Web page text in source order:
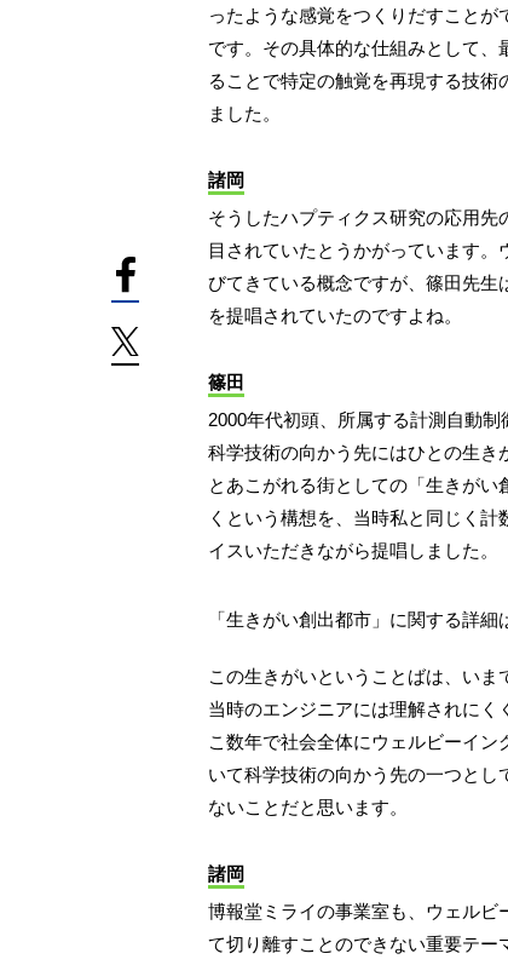
ったような感覚をつくりだすこと
です。その具体的な仕組みとして
ることで特定の触覚を再現する技
ました。
諸岡
そうしたハプティクス研究の応用
目されていたとうかがっています
びてきている概念ですが、篠田先生
を提唱されていたのですよね。
篠田
2000年代初頭、所属する計測自動
科学技術の向かう先にはひとの生
とあこがれる街としての「生きが
くという構想を、当時私と同じく
イスいただきながら提唱しました。
「生きがい創出都市」に関する詳細
この生きがいということばは、いま
当時のエンジニアには理解されにく
こ数年で社会全体にウェルビーイ
いて科学技術の向かう先の一つと
ないことだと思います。
諸岡
博報堂ミライの事業室も、ウェルビ
て切り離すことのできない重要テー